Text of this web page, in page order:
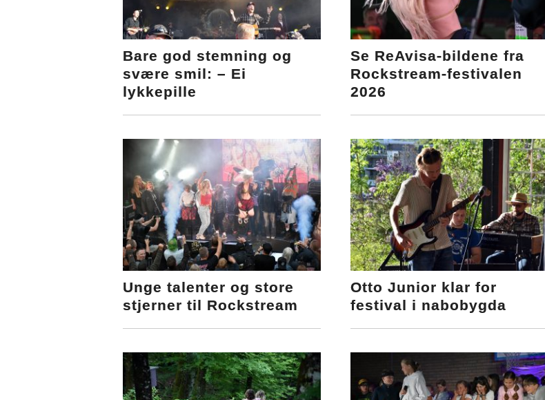
Bare god stemning og
svære smil: – Ei
lykkepille
Se ReAvisa-bildene fra
Rockstream-festivalen
2026
Unge talenter og store
stjerner til Rockstream
Otto Junior klar for
festival i nabobygda